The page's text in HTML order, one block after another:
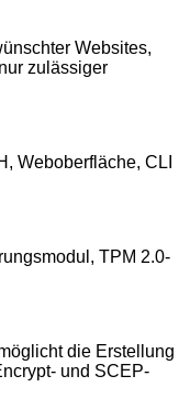
Websites,
zulässiger
Weboberfläche, CLI
TPM 2.0-
die Erstellung
und SCEP-